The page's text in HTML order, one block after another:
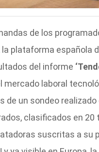
de los
la plataforma española
del informe
mercado laboral
de un sondeo
clasificados en 20
suscritas a su